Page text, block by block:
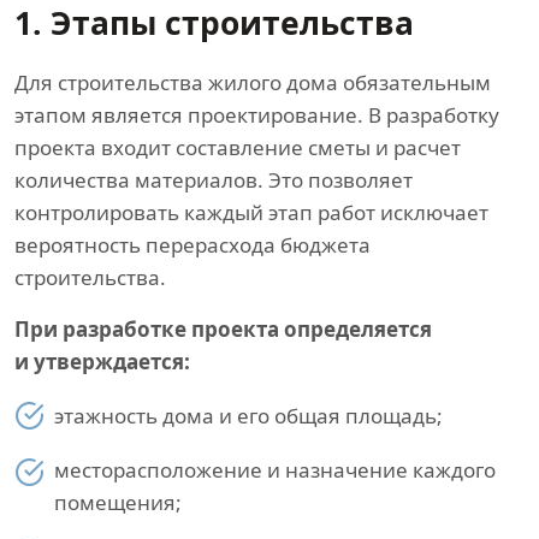
1. Этапы строительства
Для строительства жилого дома обязательным
этапом является проектирование. В разработку
проекта входит составление сметы и расчет
количества материалов. Это позволяет
контролировать каждый этап работ исключает
вероятность перерасхода бюджета
строительства.
При разработке проекта определяется
и утверждается:
этажность дома и его общая площадь;
месторасположение и назначение каждого
помещения;